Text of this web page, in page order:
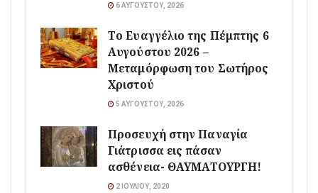
6 ΑΥΓΟΎΣΤΟΥ, 2026
Το Ευαγγέλιο της Πέμπτης 6
Αυγούστου 2026 –
Μεταμόρφωση του Σωτήρος
Χριστού
5 ΑΥΓΟΎΣΤΟΥ, 2026
Προσευχή στην Παναγία
Γιάτρισσα εις πάσαν
ασθένεια- ΘΑΥΜΑΤΟΥΡΓΗ!
2 ΙΟΥΛΊΟΥ, 2020